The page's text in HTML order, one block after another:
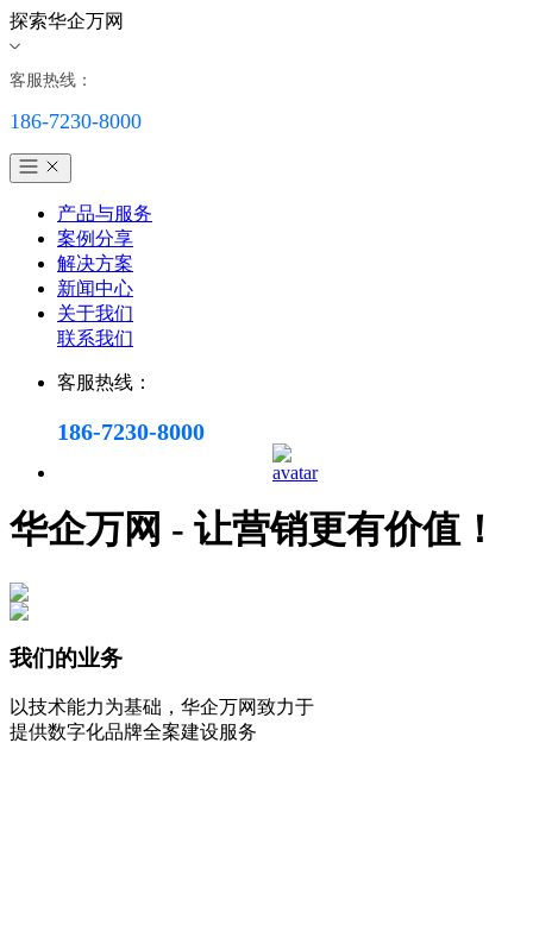
探索华企万网
客服热线：
186-7230-8000
产品与服务
案例分享
解决方案
新闻中心
关于我们
联系我们
客服热线：
186-7230-8000
华企万网 - 让营销更有价值！
我们的业务
以技术能力为基础，华企万网致力于
提供数字化品牌全案建设服务